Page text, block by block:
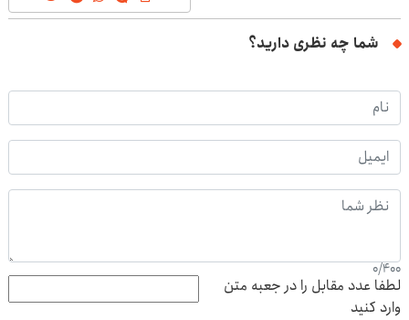
شما چه نظری دارید؟
0/400
لطفا عدد مقابل را در جعبه متن
وارد کنید